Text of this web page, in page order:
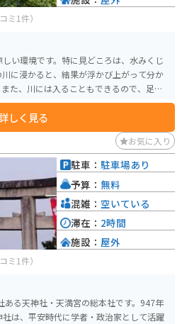
ミ1件）
い環境です。特に見どころは、水みくじ
に浸かると、結果が浮かび上がって分か
た、川には入ることもできるので、足だけ
しく見る
お気に入り
ミ1件）
る天神社・天満宮の総本社です。947年
社は、平安時代に学者・政治家として活躍
駐車： 駐車場あり
予算： 無料
混雑： 空いている
滞在： 2時間
施設： 屋外